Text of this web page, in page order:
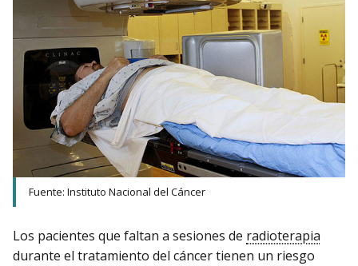
Fuente: Instituto Nacional del Cáncer
Los pacientes que faltan a sesiones de radioterapia
durante el tratamiento del cáncer tienen un riesgo